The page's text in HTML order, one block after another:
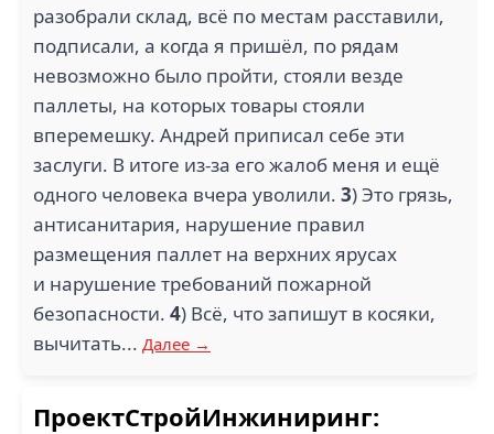
разобрали склад, всё по местам расставили,
подписали, а когда я пришёл, по рядам
невозможно было пройти, стояли везде
паллеты, на которых товары стояли
вперемешку. Андрей приписал себе эти
заслуги. В итоге из-за его жалоб меня и ещё
одного человека вчера уволили. 3) Это грязь,
антисанитария, нарушение правил
размещения паллет на верхних ярусах
и нарушение требований пожарной
безопасности. 4) Всё, что запишут в косяки,
вычитать... Далее →
ПроектСтройИнжиниринг: